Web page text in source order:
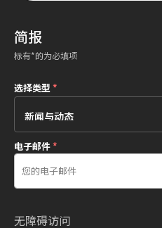
简报
标有*的为必填项
选择类型*
电子邮件*
无障碍访问